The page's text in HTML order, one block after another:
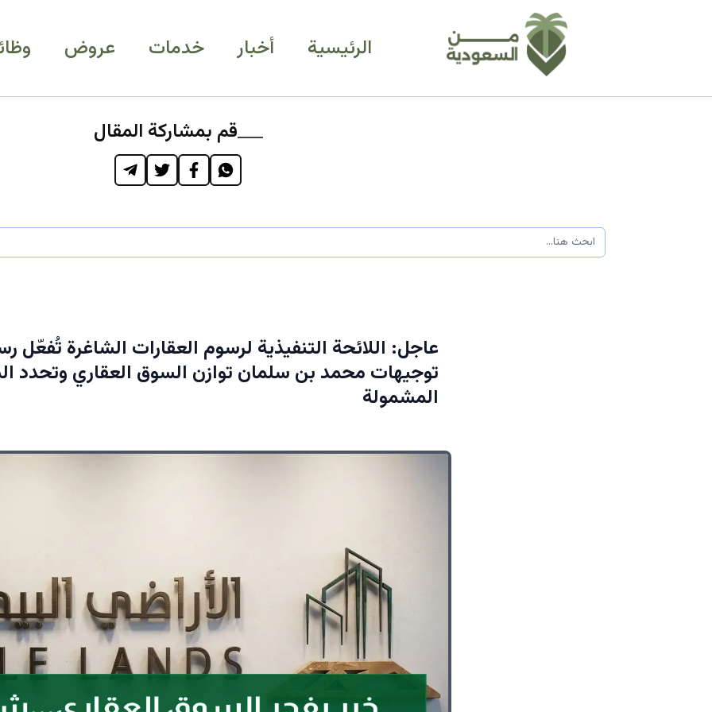
الرئيسية أخبار خدمات عروض
قم بمشاركة المقال
عاجل: اللائحة التنفيذية لرسوم العقارات الشاغرة تُفعّل
توجيهات محمد بن سلمان توازن السوق العقاري وتحدد
المشمولة